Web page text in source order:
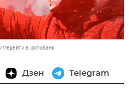
Перейти в фотобанк
Дзен Telegram